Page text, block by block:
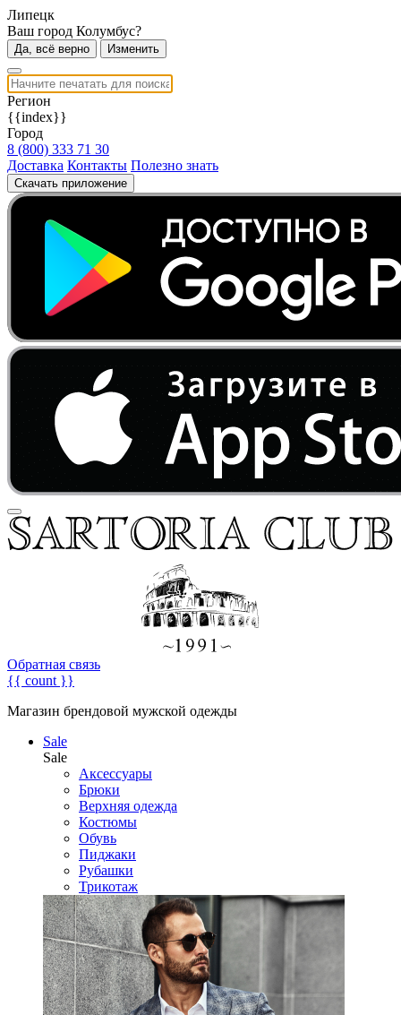
Липецк
Ваш город Колумбус?
Да, всё верно Изменить
Регион
{{index}}
Город
8 (800) 333 71 30
Доставка Контакты Полезно знать
Скачать приложение
Обратная связь
{{ count }}
Магазин брендовой мужской одежды
Sale
Sale
Аксессуары
Брюки
Верхняя одежда
Костюмы
Обувь
Пиджаки
Рубашки
Трикотаж